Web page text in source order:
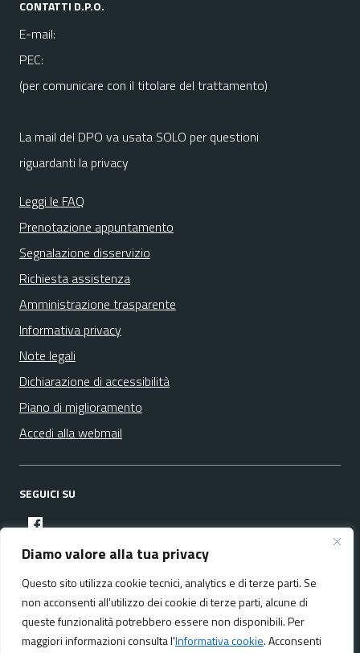
Diamo valore alla tua privacy
Questo sito utilizza cookie tecnici, analytics e di terze parti. Se
non acconsenti all'utilizzo dei cookie di terze parti, alcune di
queste funzionalità potrebbero essere non disponibili. Per
maggiori informazioni consulta l'Informativa cookie. Acconsenti
CONTATTI D.P.O.
E-mail:
PEC:
(per comunicare con il titolare del trattamento)
La mail del DPO va usata SOLO per questioni
riguardanti la privacy
Leggi le FAQ
Prenotazione appuntamento
Segnalazione disservizio
Richiesta assistenza
Amministrazione trasparente
Informativa privacy
Note legali
Dichiarazione di accessibilità
Piano di miglioramento
Accedi alla webmail
SEGUICI SU
facebook
Media policy Mappa del sito